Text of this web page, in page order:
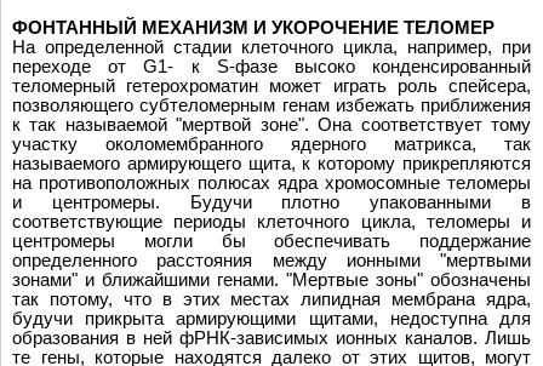
ФОНТАННЫЙ МЕХАНИЗМ И УКОРОЧЕНИЕ ТЕЛОМЕР
На определенной стадии клеточного цикла, например, при
переходе от G1- к S-фазе высоко конденсированный
теломерный гетерохроматин может играть роль спейсера,
позволяющего субтеломерным генам избежать приближения
к так называемой "мертвой зоне". Она соответствует тому
участку околомембранного ядерного матрикса, так
называемого армирующего щита, к которому прикрепляются
на противоположных полюсах ядра хромосомные теломеры
и центромеры. Будучи плотно упакованными в
соответствующие периоды клеточного цикла, теломеры и
центромеры могли бы обеспечивать поддержание
определенного расстояния между ионными "мертвыми
зонами" и ближайшими генами. "Мертвые зоны" обозначены
так потому, что в этих местах липидная мембрана ядра,
будучи прикрыта армирующими щитами, недоступна для
образования в ней фРНК-зависимых ионных каналов. Лишь
те гены, которые находятся далеко от этих щитов, могут